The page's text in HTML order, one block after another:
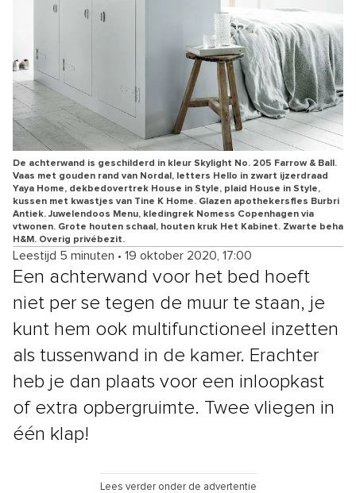
De achterwand is geschilderd in kleur Skylight No. 205 Farrow & Ball.
Vaas met gouden rand van Nordal, letters Hello in zwart ijzerdraad
Yaya Home, dekbedovertrek House in Style, plaid House in Style,
kussen met kwastjes van Tine K Home. Glazen apothekersfles Burbri
Antiek. Juwelendoos Menu, kledingrek Nomess Copenhagen via
vtwonen. Grote houten schaal, houten kruk Het Kabinet. Zwarte beha
H&M. Overig privébezit.
Leestijd 5 minuten • 19 oktober 2020, 17:00
Een achterwand voor het bed hoeft
niet per se tegen de muur te staan, je
kunt hem ook multifunctioneel inzetten
als tussenwand in de kamer. Erachter
heb je dan plaats voor een inloopkast
of extra opbergruimte. Twee vliegen in
één klap!
Lees verder onder de advertentie